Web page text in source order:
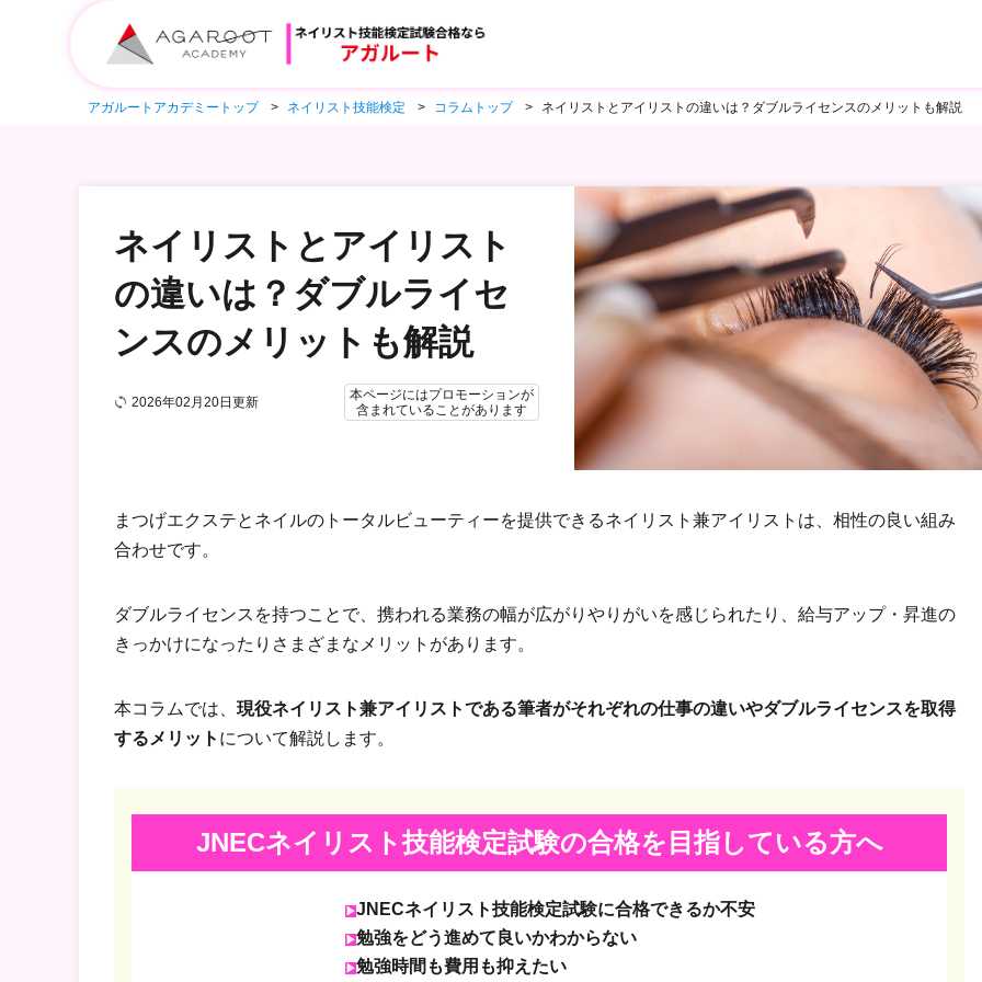
アガルートアカデミートップ ネイリスト技能検定 コラムトップ ネイリストとアイリストの違いは？ダブルライセンスのメリットも解説
ネイリストとアイリスト
の違いは？ダブルライセ
ンスのメリットも解説
2026年02月20日更新
本ページにはプロモーションが
含まれていることがあります
まつげエクステとネイルのトータルビューティーを提供できるネイリスト兼アイリストは、相性の良い組み
合わせです。
ダブルライセンスを持つことで、携われる業務の幅が広がりやりがいを感じられたり、給与アップ・昇進の
きっかけになったりさまざまなメリットがあります。
本コラムでは、 現役ネイリスト兼アイリストである筆者がそれぞれの仕事の違いやダブルライセンスを取得
するメリット について解説します。
JNECネイリスト技能検定試験の合格を目指している方へ
JNECネイリスト技能検定試験に合格できるか不安
勉強をどう進めて良いかわからない
勉強時間も費用も抑えたい